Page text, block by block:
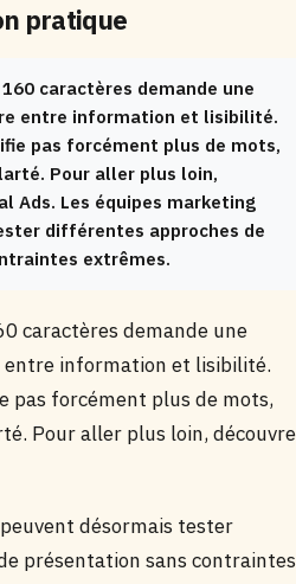
pratique
caractères demande une
entre information et lisibilité.
pas forcément plus de mots,
Pour aller plus loin,
Ads. Les équipes marketing
différentes approches de
extrêmes.
caractères demande une
entre information et lisibilité.
pas forcément plus de mots,
Pour aller plus loin,
désormais tester
présentation sans contraintes